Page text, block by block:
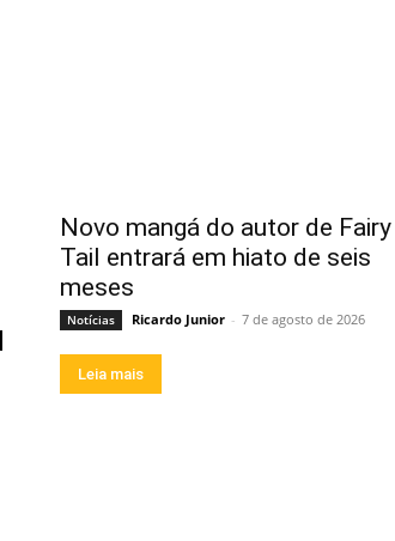
Novo mangá do autor de Fairy
Tail entrará em hiato de seis
meses
Notícias Ricardo Junior - 7 de agosto de 2026
Leia mais